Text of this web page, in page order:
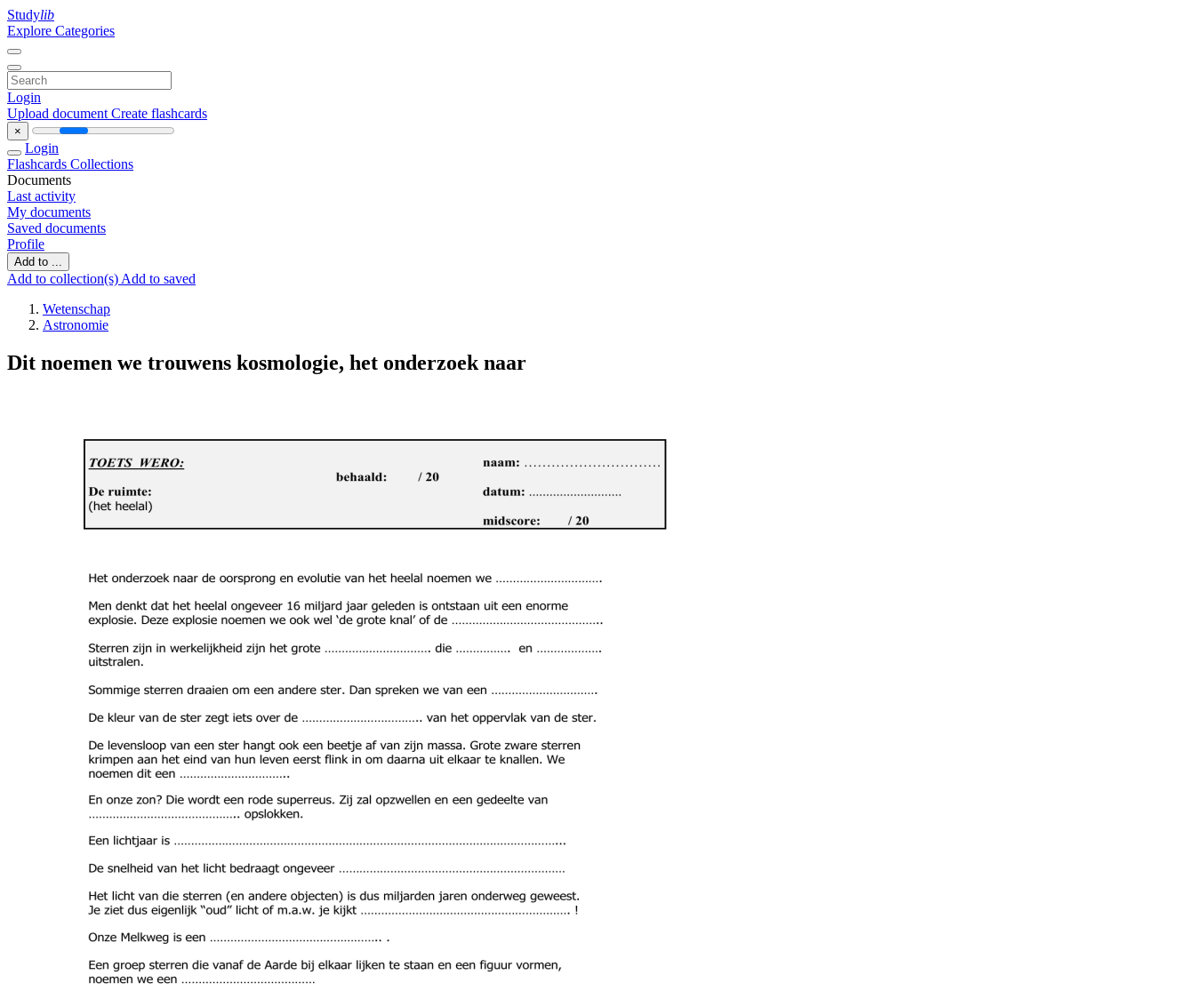
Studylib
Explore Categories
Login
Upload document Create flashcards
×
Login
Flashcards Collections
Documents
Last activity
My documents
Saved documents
Profile
Add to ...
Add to collection(s) Add to saved
Wetenschap
Astronomie
Dit noemen we trouwens kosmologie, het onderzoek naar